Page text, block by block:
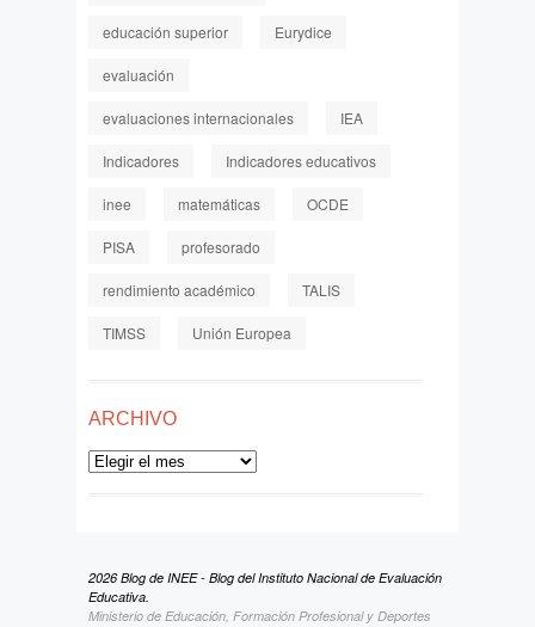
educación superior Eurydice
evaluación
evaluaciones internacionales IEA
Indicadores Indicadores educativos
inee matemáticas OCDE
PISA profesorado
rendimiento académico TALIS
TIMSS Unión Europea
ARCHIVO
Archivo
2026 Blog de INEE - Blog del Instituto Nacional de Evaluación
Educativa.
Ministerio de Educación, Formación Profesional y Deportes